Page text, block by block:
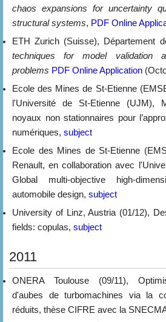
chaos expansions for uncertainty
structural systems, PDF Online
ETH Zurich (Suisse), Département
techniques for model validation
problems PDF Online Application
Ecole des Mines de St-Etienne
l'Université de St-Etienne (UJM),
noyaux non stationnaires pour
numériques, subject
Ecole des Mines de St-Etienne
Renault, en collaboration avec
Global multi-objective high-
automobile design, subject
University of Linz, Austria (01/12),
fields: copulas, subject
2011
ONERA Toulouse (09/11),
d'aubes de turbomachines via la
réduits, thèse CIFRE avec la